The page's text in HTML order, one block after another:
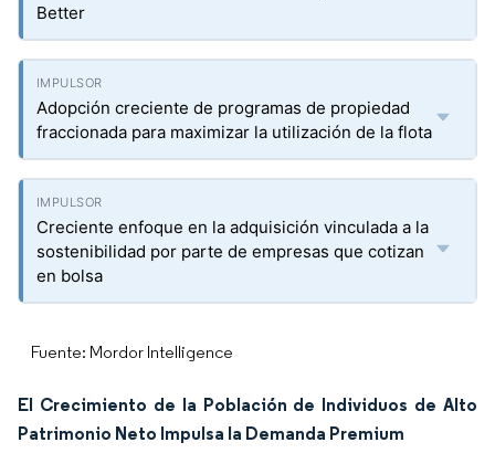
Better
Adopción creciente de programas de propiedad
fraccionada para maximizar la utilización de la flota
Creciente enfoque en la adquisición vinculada a la
sostenibilidad por parte de empresas que cotizan
en bolsa
Fuente: Mordor Intelligence
El Crecimiento de la Población de Individuos de Alto
Patrimonio Neto Impulsa la Demanda Premium